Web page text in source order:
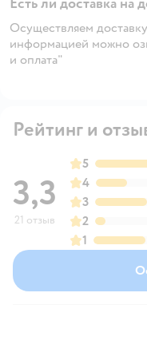
Осуществляем
информацией можно
и оплата"
Рейтинг и
3,3
21 отзыв
5
4
3
2
1